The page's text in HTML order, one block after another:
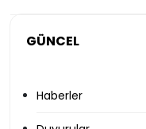
GÜNCEL
Haberler